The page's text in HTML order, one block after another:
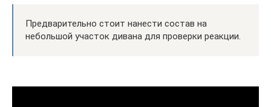
Предварительно стоит нанести состав на
небольшой участок дивана для проверки реакции.